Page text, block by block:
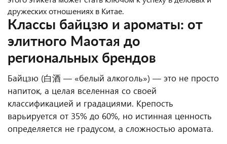
дружеских отношениях в Китае.
Классы байцзю и ароматы: от
элитного Маотая до
региональных брендов
Байцзю (白酒 — «белый алкоголь») — это не просто
напиток, а целая вселенная со своей
классификацией и градациями. Крепость
варьируется от 35% до 60%, но истинная ценность
определяется не градусом, а сложностью аромата.